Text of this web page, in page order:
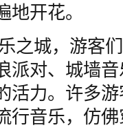
开花。
之城，游客
派对、城墙
活力。许多
行音乐，仿